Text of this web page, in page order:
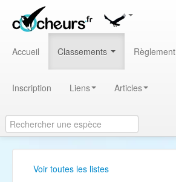
Accueil Classements Règlement
Inscription Liens Articles
Voir toutes les listes